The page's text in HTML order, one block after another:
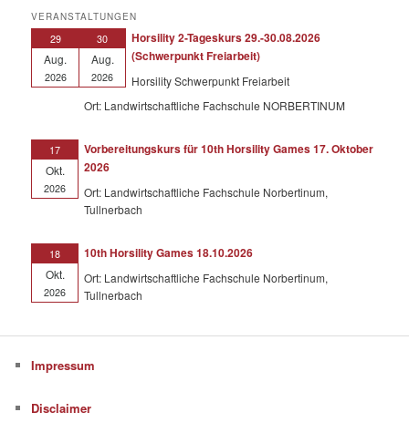
VERANSTALTUNGEN
29
Aug.
2026
30
Aug.
2026
Horsility 2-Tageskurs 29.-30.08.2026
(Schwerpunkt Freiarbeit)
Horsility Schwerpunkt Freiarbeit
Ort: Landwirtschaftliche Fachschule NORBERTINUM
17
Okt.
2026
Vorbereitungskurs für 10th Horsility Games 17. Oktober
2026
Ort: Landwirtschaftliche Fachschule Norbertinum,
Tullnerbach
18
Okt.
2026
10th Horsility Games 18.10.2026
Ort: Landwirtschaftliche Fachschule Norbertinum,
Tullnerbach
Impressum
Disclaimer